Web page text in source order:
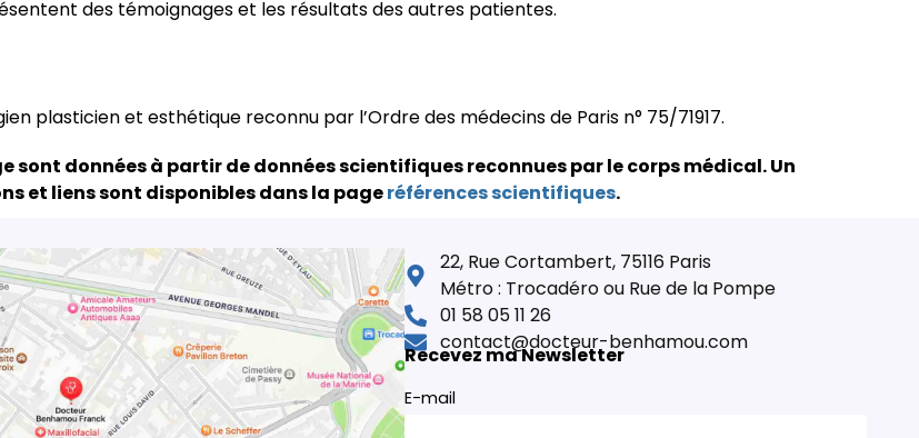
des témoignages et les résultats des autres patientes.
plasticien et esthétique reconnu par l’Ordre des médecins de Paris n° 75/71917.
données à partir de données scientifiques reconnues par le corps médical.Un
et liens sont disponibles dans la pageréférences scientifiques.
22, Rue Cortambert, 75116 Paris
Métro : Trocadéro ou Rue de la Pompe
01 58 05 11 26
contact@docteur-benhamou.com
Recevez ma Newsletter
E-mail